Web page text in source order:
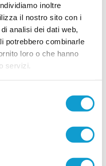
inoltre
il nostro sito con i
analisi dei dati web,
potrebbero combinarle
loro o che hanno
servizi.
un progetto dedicato
leggi
e Open Day: